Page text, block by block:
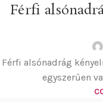
Férfi
Férfi alsónadrág
egyszerűen